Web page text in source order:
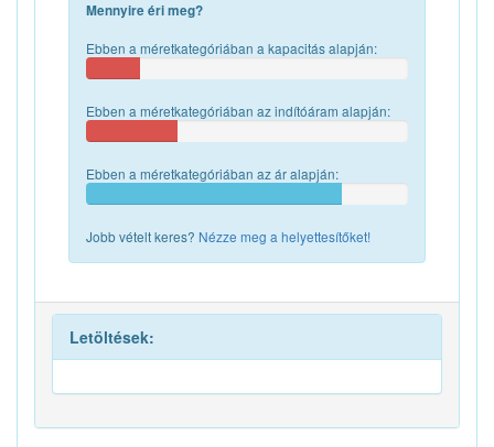
Mennyire éri meg?
Ebben a méretkategóriában a kapacitás alapján:
Ebben a méretkategóriában az indítóáram alapján:
Ebben a méretkategóriában az ár alapján:
Jobb vételt keres? Nézze meg a helyettesítőket!
Letöltések: